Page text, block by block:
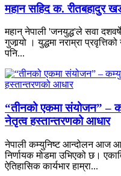
महान सहिद क. रीतबहादुर
महान् नेपाली 'जनयुद्ध'ले सवा
गुजार्‍यो । युद्धमा नराम्रा
पनि...
“तीनको एकमा संयोजन” –
नेतृत्व हस्तान्तरणको आधार
नेपाली कम्युनिष्ट आन्दोलन आज
निर्णायक मोडमा उभिएको छ।
ऐतिहासिक कार्यभार हाम्रा...